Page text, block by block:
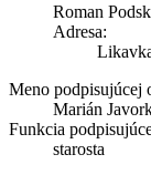
Roman
Adresa:
Meno podpisujúcej
Marián
Funkcia
starosta